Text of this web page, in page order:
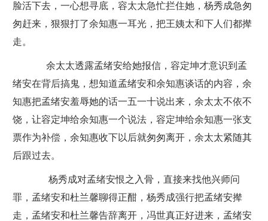
脸活下去，一心想寻底，容太太急忙拦住她，杨秀成急匆
匆赶来，狠狠打了余知惠一耳光，把王姨太和下人们都撵
走。
余太太透露孟绪安给她报信，容定坤才意识到孟
绪安在背后搞鬼，想知道孟绪安和余知惠谈话的内容，余
知惠把孟绪安羞辱她的话一五一十说出来，余太太不依不
饶，让容定坤给余知惠一个说法，容定坤给余知惠一张支
票作为补偿，余知惠收下以后就匆匆离开，余太太紧随其
后跟过去。
杨秀成对孟绪安恨之入骨，直接来找他兴师问
罪，孟绪安和杜兰馨聊得正酣，杨秀成强行把孟绪安撵
走，孟绪安和杜兰馨告辞离开，冯世真正好进来，孟绪安